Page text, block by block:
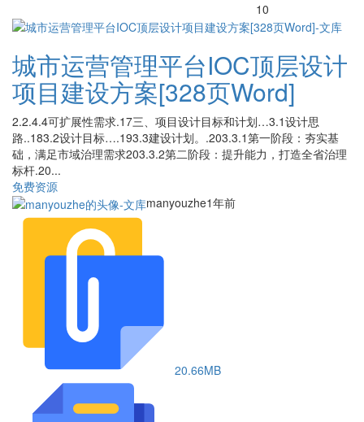
10
城市运营管理平台IOC顶层设计
项目建设方案[328页Word]
2.2.4.4可扩展性需求.17三、项目设计目标和计划…3.1设计思
路..183.2设计目标….193.3建设计划。.203.3.1第一阶段：夯实基
础，满足市域治理需求203.3.2第二阶段：提升能力，打造全省治理
标杆.20...
免费资源
manyouzhe1年前
20.66MB